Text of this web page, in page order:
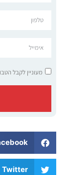
מעוניין לקבל
Twitter